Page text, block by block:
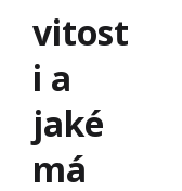
vitost
i a
jaké
má